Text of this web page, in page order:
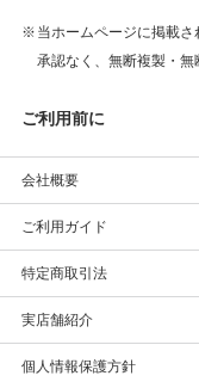
当ホームページに掲載
承認なく、無断複製・無
ご利用前に
会社概要
ご利用ガイド
特定商取引法
実店舗紹介
個人情報保護方針